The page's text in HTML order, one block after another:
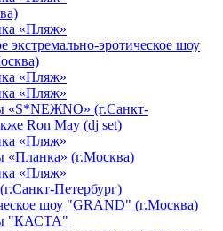
«Пляж»
экстремально-эротическое шоу
«Пляж»
«Пляж»
«S*NEЖNO» (г.Санкт-
Ron May (dj set)
«Пляж»
«Планка» (г.Москва)
«Пляж»
Петербург)
шоу "GRAND" (г.Москва)
"КАСТА"